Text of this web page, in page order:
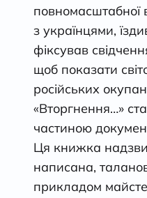
повномасштабної
з українцями,
фіксував
щоб показати
російських
«Вторгнення…»
частиною
Ця книжка
написана,
прикладом